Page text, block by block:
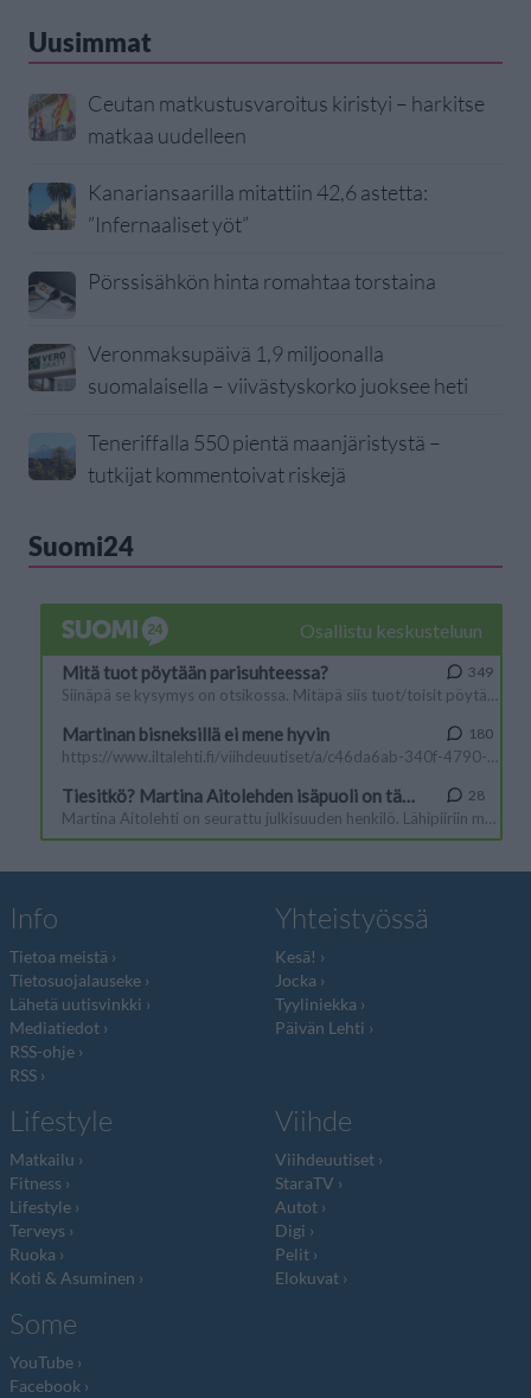
Uusimmat
Ceutan matkustusvaroitus kiristyi – harkitse
matkaa uudelleen
Kanariansaarilla mitattiin 42,6 astetta:
”Infernaaliset yöt”
Pörssisähkön hinta romahtaa torstaina
Veronmaksupäivä 1,9 miljoonalla
suomalaisella – viivästyskorko juoksee heti
Teneriffalla 550 pientä maanjäristystä –
tutkijat kommentoivat riskejä
Suomi24
Info
Tietoa meistä
Tietosuojalauseke
Lähetä uutisvinkki
Mediatiedot
RSS-ohje
RSS
Yhteistyössä
Kesä!
Jocka
Tyyliniekka
Päivän Lehti
Lifestyle
Matkailu
Fitness
Lifestyle
Terveys
Ruoka
Koti & Asuminen
Viihde
Viihdeuutiset
StaraTV
Autot
Digi
Pelit
Elokuvat
Some
YouTube
Facebook